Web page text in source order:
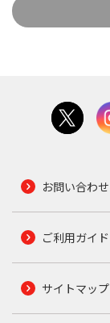
お問い合わせ
ご利用ガイド
サイトマップ